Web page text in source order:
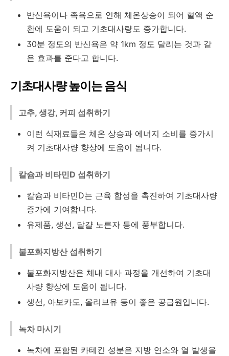
반신욕이나 족욕으로 인해 체온상승이 되어 혈액 순
환에 도움이 되고 기초대사량도 증가합니다.
30분 정도의 반신욕은 약 1km 정도 달리는 것과 같
은 효과를 준다고 합니다.
기초대사량 높이는 음식
고추, 생강, 커피 섭취하기
이런 식재료들은 체온 상승과 에너지 소비를 증가시
켜 기초대사량 향상에 도움이 됩니다.
칼슘과 비타민D 섭취하기
칼슘과 비타민D는 근육 합성을 촉진하여 기초대사량
증가에 기여합니다.
유제품, 생선, 달걀 노른자 등에 풍부합니다.
불포화지방산 섭취하기
불포화지방산은 체내 대사 과정을 개선하여 기초대
사량 향상에 도움이 됩니다.
생선, 아보카도, 올리브유 등이 좋은 공급원입니다.
녹차 마시기
녹차에 포함된 카테킨 성분은 지방 연소와 열 발생을